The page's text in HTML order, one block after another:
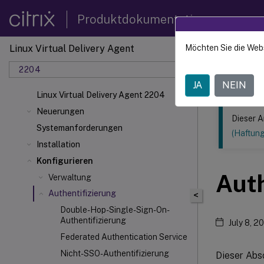
Produktdokumentation
Linux Virtual Delivery Agent
2204
Linux Virtual Delivery Agent 2204
Neuerungen
Systemanforderungen
Installation
Konfigurieren
Verwaltung
Authentifizierung
Double-Hop-Single-Sign-On-
Authentifizierung
Federated Authentication Service
Nicht-SSO-Authentifizierung
Dieser Inhalt
Linux
<
Dieser
July 8,
Dieser
Möchten Sie die
JA NEIN